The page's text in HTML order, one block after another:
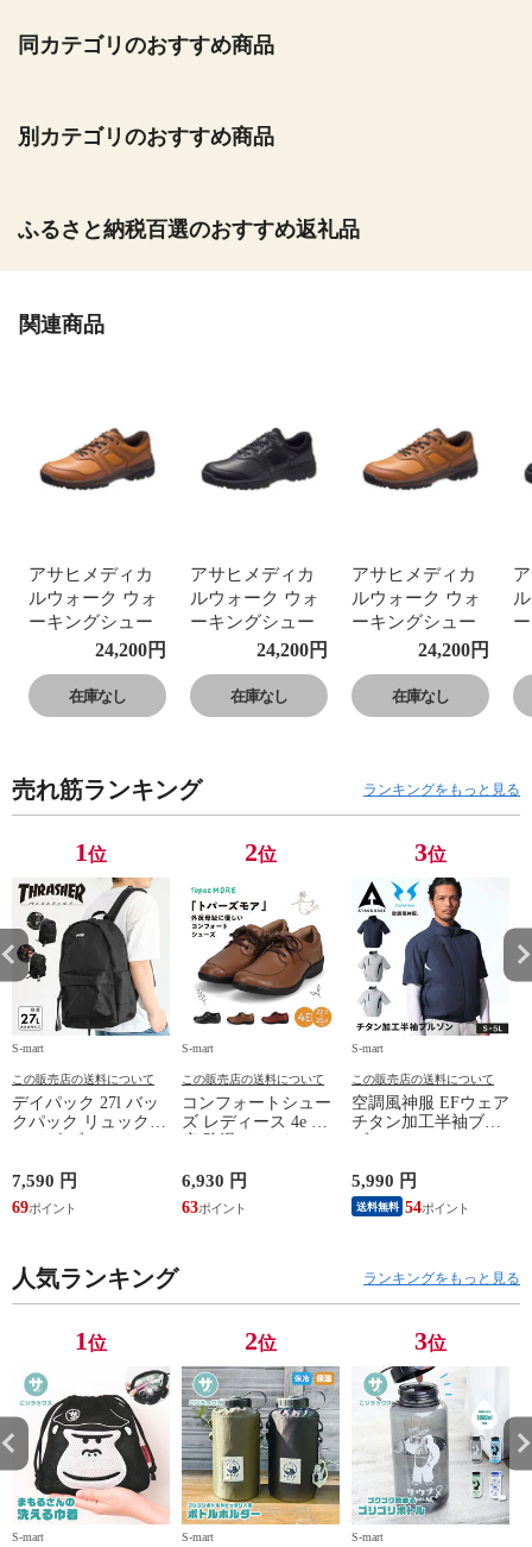
同カテゴリのおすすめ商品
別カテゴリのおすすめ商品
ふるさと納税百選のおすすめ返礼品
関連商品
アサヒメディカ
ルウォーク ウォ
ーキングシュー
ズ レディース メ
ンズ 防水 ゴアテ
ックス 4E 本革
レザー 反射材 黒
24,200円
在庫なし
アサヒメディカ
ルウォーク ウォ
ーキングシュー
ズ レディース メ
ンズ 防水 ゴアテ
ックス 4E 本革
レザー 反射材 黒
24,200円
在庫なし
アサヒメディカ
ルウォーク ウォ
ーキングシュー
ズ レディース メ
ンズ 防水 ゴアテ
ックス 4E 本革
レザー 反射材 黒
24,200円
在庫なし
売れ筋ランキング ランキングをもっと見る
1位
S-mart
この販売店の送料について
デイパック 27l バッ
クパック リュック
鞄 機内持ち込み 夏
スラッシャー
THRASHER r1929
7,590 円
69
2位
S-mart
この販売店の送料について
コンフォートシュー
ズ レディース 4e 幅
シューズ 黒 トパー
ズ モア 靴 カジュア
ルシューズ 外反母趾
TOPAZ 1410
6,930 円
63
3位
S-mart
この販売店の送料について
空調風神服 EFウェア
チタン加工半袖ブル
ジャケット 遮熱 作
業服 作業着 上着 ア
タックベース KF100
5,990 円
送料無料 54
人気ランキング ランキングをもっと見る
1位
S-mart
2位
S-mart
3位
S-mart